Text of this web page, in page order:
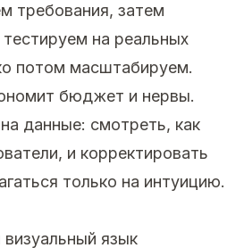
требования, затем
на реальных
потом масштабируем.
бюджет и нервы.
данные: смотреть, как
и корректировать
только на интуицию.
язык